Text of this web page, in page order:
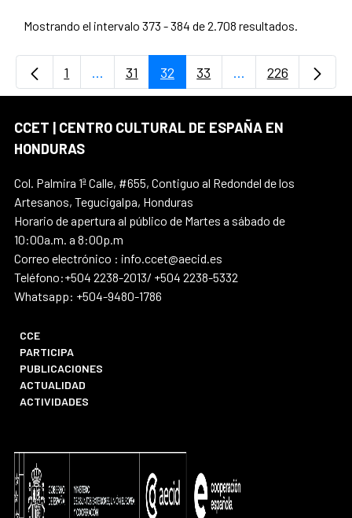
Mostrando el intervalo 373 - 384 de 2.708 resultados.
Página
1 ...Páginas intermedias Use TAB para
Página
31 Página
32 Página
33 ...PáginasPágina
226
CCET | CENTRO CULTURAL DE ESPAÑA EN
HONDURAS
Col. Palmira 1ª Calle, #655, Contiguo al Redondel de los
Artesanos, Tegucigalpa, Honduras
Horario de apertura al público de Martes a sábado de
10:00a.m. a 8:00p.m
Correo electrónico : info.ccet@aecid.es
Teléfono:+504 2238-2013/ +504 2238-5332
Whatsapp: +504-9480-1786
CCE
PARTICIPA
PUBLICACIONES
ACTUALIDAD
ACTIVIDADES